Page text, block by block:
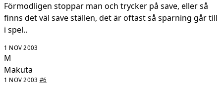
Förmodligen stoppar man och trycker på save, eller så
finns det väl save ställen, det är oftast så sparning går till
i spel..
1 NOV 2003
M
Makuta
1 NOV 2003 #6